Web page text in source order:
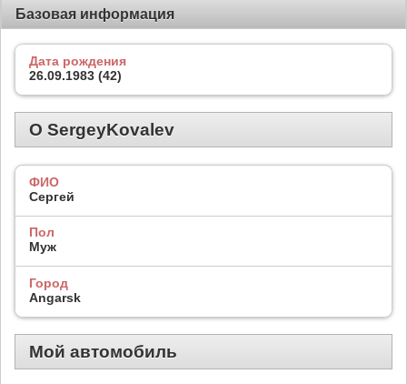
Базовая информация
Дата рождения
26.09.1983 (42)
О SergeyKovalev
ФИО
Сергей
Пол
Муж
Город
Angarsk
Мой автомобиль